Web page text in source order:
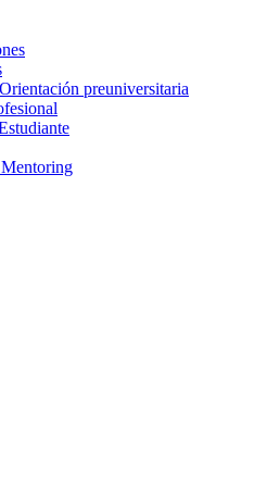
preuniversitaria